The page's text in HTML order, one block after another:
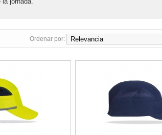
Ordenar por:
Gorra protectora